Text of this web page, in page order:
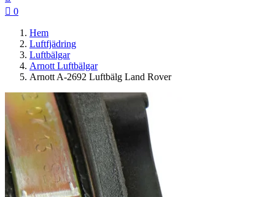
 0
Hem
Luftfjädring
Luftbälgar
Arnott Luftbälgar
Arnott A-2692 Luftbälg Land Rover